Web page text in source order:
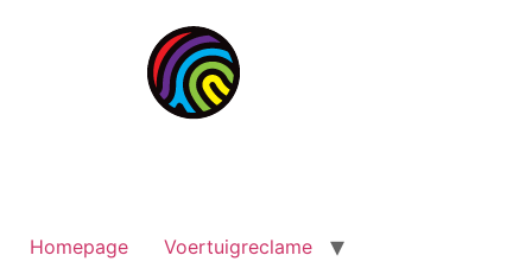
Homepage
Voertuigreclame